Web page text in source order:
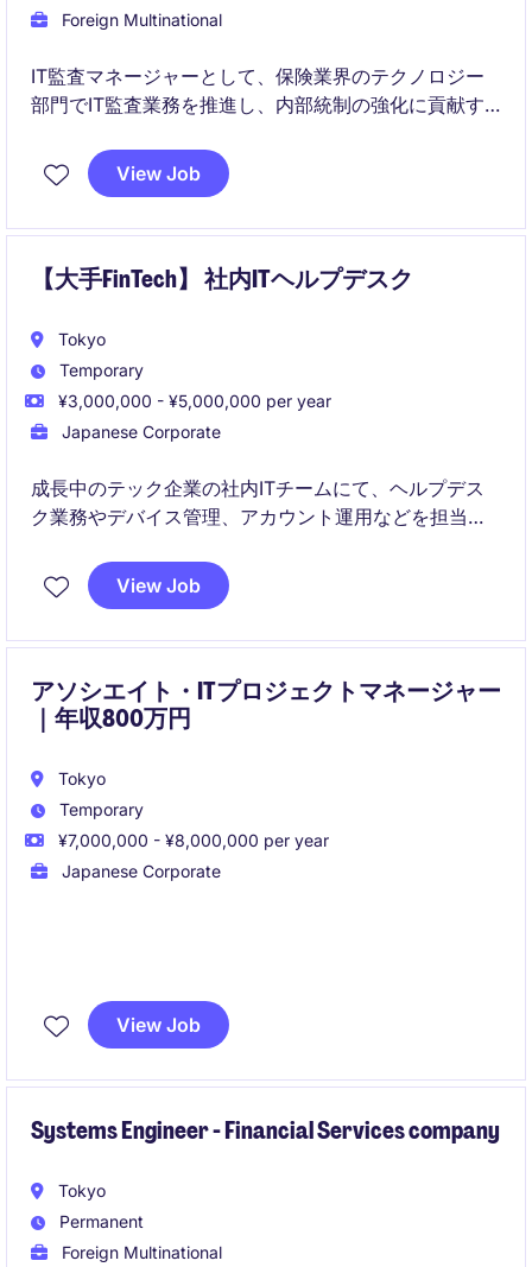
Foreign Multinational
IT監査マネージャーとして、保険業界のテクノロジー
部門でIT監査業務を推進し、内部統制の強化に貢献す
て業務を遂行していただきます。
View Job
【大手FinTech】 社内ITヘルプデスク
Tokyo
Temporary
¥3,000,000 - ¥5,000,000 per year
Japanese Corporate
成長中のテック企業の社内ITチームにて、ヘルプデス
ク業務やデバイス管理、アカウント運用などを担当い
業務を通じて、社員が快適に働ける環境を整える重要
な役割を担っていただきます。
View Job
アソシエイト・ITプロジェクトマネージャー
｜年収800万円
Tokyo
Temporary
¥7,000,000 - ¥8,000,000 per year
Japanese Corporate
ン開発やインフラ関連プロジェクトの企画から完了ま
でを一貫してリードするポジションです。
みながら、品質・スケジュール・コンプライアンスを
View Job
Systems Engineer - Financial Services company
Tokyo
Permanent
Foreign Multinational